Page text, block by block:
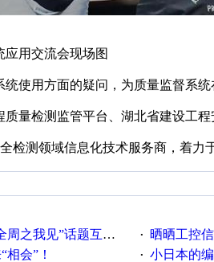
应用交流会现场图
使用方面的疑问，为质量监督系统
量检测监管平台、湖北省建设工
检测领域信息化技术服务商，着
”话题互动获奖名单发布公告 · 晒晒工控
相会”！ · 小日本的